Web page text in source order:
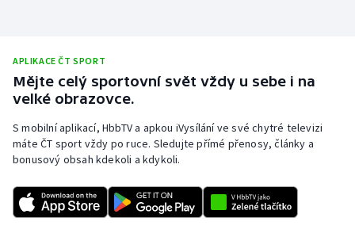
Ragby
Rychlobruslení
Rychlostní kanoistika
Sportovní střelba
APLIKACE ČT SPORT
Mějte celý sportovní svět vždy u sebe i na
velké obrazovce.
S mobilní aplikací, HbbTV a apkou iVysílání ve své chytré televizi
máte ČT sport vždy po ruce. Sledujte přímé přenosy, články a
bonusový obsah kdekoli a kdykoli.